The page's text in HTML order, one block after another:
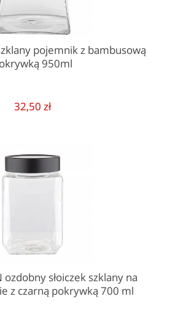
pojemnik z bambusową
950ml
32,50 zł
ozdobny słoiczek szklany na
z czarną pokrywką 700 ml